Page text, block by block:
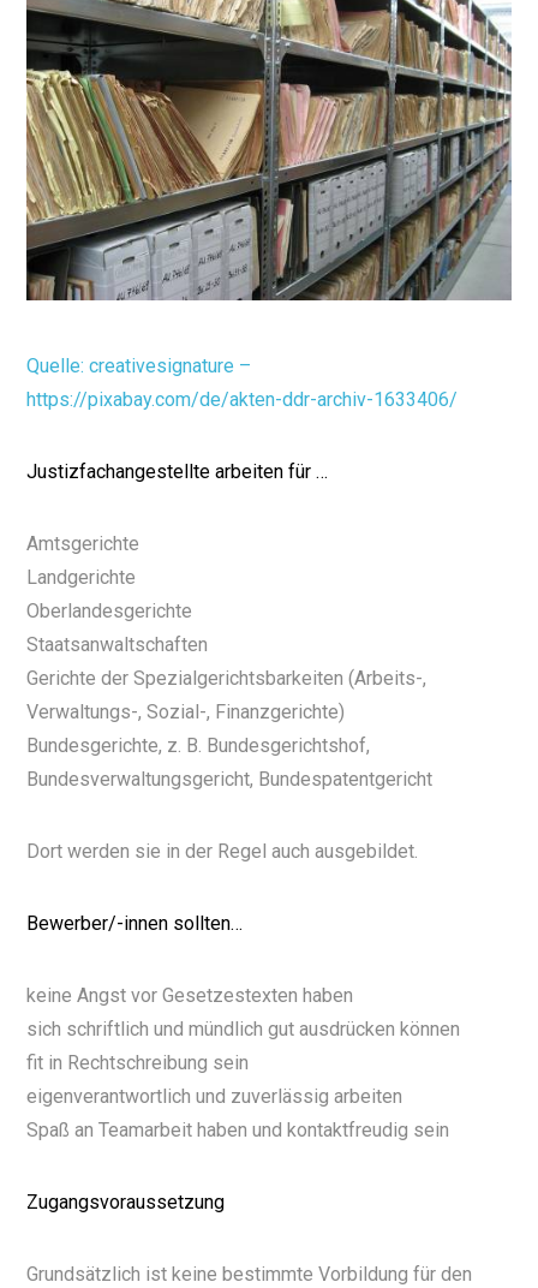
Quelle: creativesignature –
https://pixabay.com/de/akten-ddr-archiv-1633406/
Justizfachangestellte arbeiten für …
Amtsgerichte
Landgerichte
Oberlandesgerichte
Staatsanwaltschaften
Gerichte der Spezialgerichtsbarkeiten (Arbeits-,
Verwaltungs-, Sozial-, Finanzgerichte)
Bundesgerichte, z. B. Bundesgerichtshof,
Bundesverwaltungsgericht, Bundespatentgericht
Dort werden sie in der Regel auch ausgebildet.
Bewerber/-innen sollten…
keine Angst vor Gesetzestexten haben
sich schriftlich und mündlich gut ausdrücken können
fit in Rechtschreibung sein
eigenverantwortlich und zuverlässig arbeiten
Spaß an Teamarbeit haben und kontaktfreudig sein
Zugangsvoraussetzung
Grundsätzlich ist keine bestimmte Vorbildung für den